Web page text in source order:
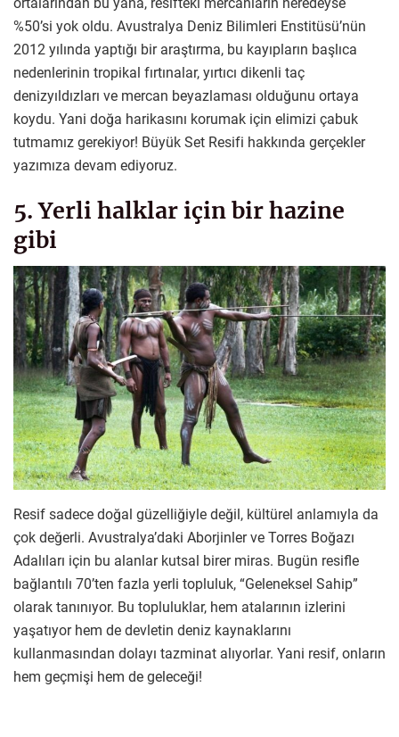
%50’si yok oldu. Avustralya Deniz Bilimleri Enstitüsü’nün
2012 yılında yaptığı bir araştırma, bu kayıpların başlıca
nedenlerinin tropikal fırtınalar, yırtıcı dikenli taç
denizyıldızları ve mercan beyazlaması olduğunu ortaya
koydu. Yani doğa harikasını korumak için elimizi çabuk
tutmamız gerekiyor! Büyük Set Resifi hakkında gerçekler
yazımıza devam ediyoruz.
5. Yerli halklar için bir hazine
gibi
Resif sadece doğal güzelliğiyle değil, kültürel anlamıyla da
çok değerli. Avustralya’daki Aborjinler ve Torres Boğazı
Adalıları için bu alanlar kutsal birer miras. Bugün resifle
bağlantılı 70’ten fazla yerli topluluk, “Geleneksel Sahip”
olarak tanınıyor. Bu topluluklar, hem atalarının izlerini
yaşatıyor hem de devletin deniz kaynaklarını
kullanmasından dolayı tazminat alıyorlar. Yani resif, onların
hem geçmişi hem de geleceği!